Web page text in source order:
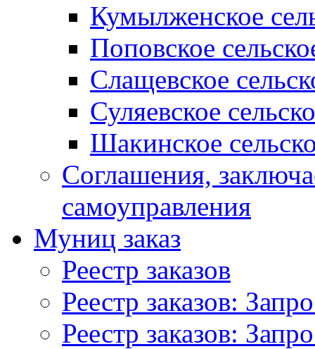
Кумылженское
Поповское
Слащевское
Суляевское
Шакинское
Соглашения,
самоуправления
Муниц заказ
Реестр заказов
Реестр заказов:
Реестр заказов: